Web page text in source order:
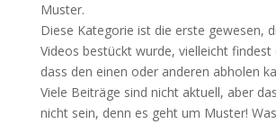
Muster.
Die­se Kate­go­rie ist die ers­te gewe­sen,
Vide­os bestückt wur­de, viel­leicht
dass den einen oder ande­ren abho­len
Vie­le Bei­trä­ge sind nicht aktu­ell, aber
nicht sein, denn es geht um Mus­ter!